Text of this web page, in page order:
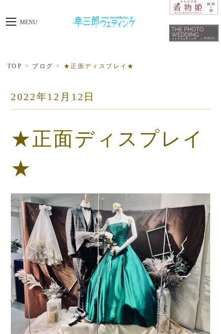
toggle
navigation
MENU
TOP > ブログ > ★正面ディスプレイ★
2022年12月12日
★正面ディスプレイ
★